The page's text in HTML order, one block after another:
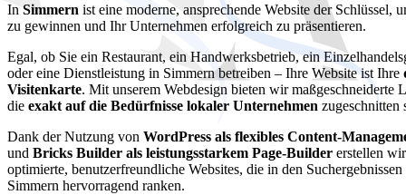
In Simmern ist eine moderne, ansprechende Website der Schlüssel,
zu gewinnen und Ihr Unternehmen erfolgreich zu präsentieren.
Egal, ob Sie ein Restaurant, ein Handwerksbetrieb, ein
oder eine Dienstleistung in Simmern betreiben – Ihre Website ist Ihre
Visitenkarte. Mit unserem Webdesign bieten wir maßgeschneiderte
die exakt auf die Bedürfnisse lokaler Unternehmen zugeschnitten
Dank der Nutzung von WordPress als flexibles Content-
und Bricks Builder als leistungsstarkem Page-Builder erstellen
optimierte, benutzerfreundliche Websites, die in den
Simmern hervorragend ranken.